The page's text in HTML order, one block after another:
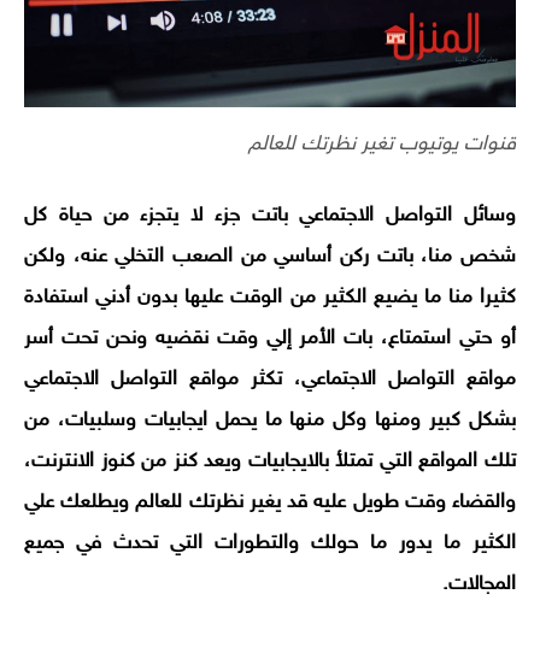
قنوات يوتيوب تغير نظرتك للعالم
وسائل التواصل الاجتماعي باتت جزء لا يتجزء من حياة كل
شخص منا، باتت ركن أساسي من الصعب التخلي عنه، ولكن
كثيرا منا ما يضيع الكثير من الوقت عليها بدون أدني استفادة
أو حتي استمتاع، بات الأمر إلي وقت نقضيه ونحن تحت أسر
مواقع التواصل الاجتماعي، تكثر مواقع التواصل الاجتماعي
بشكل كبير ومنها وكل منها ما يحمل ايجابيات وسلبيات، من
تلك المواقع التي تمتلأ بالايجابيات ويعد كنز من كنوز الانترنت،
والقضاء وقت طويل عليه قد يغير نظرتك للعالم ويطلعك علي
الكثير ما يدور ما حولك والتطورات التي تحدث في جميع
المجالات.